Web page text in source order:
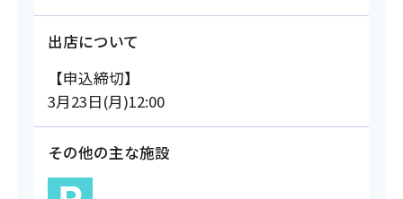
出店について
【申込締切】
3月23日(月)12:00
その他の主な施設